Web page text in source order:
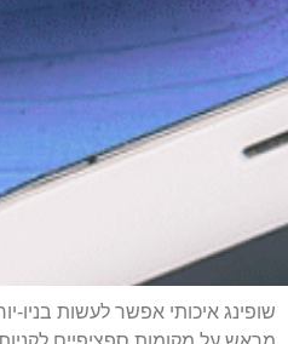
שופינג איכותי אפשר לעשות בניו-